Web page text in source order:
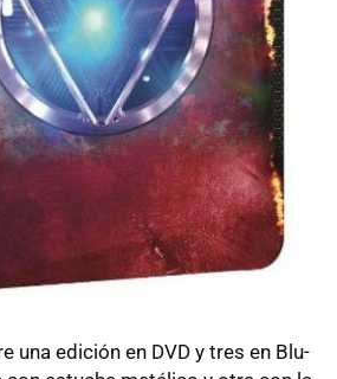
una edición en DVD y tres en Blu-